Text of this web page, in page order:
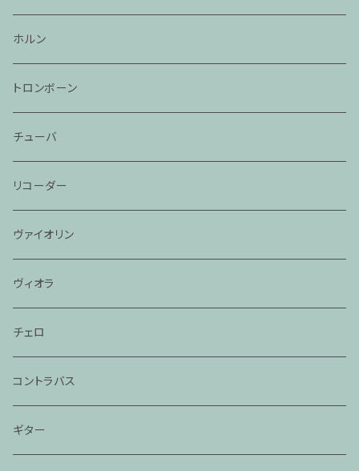
ホルン
トロンボーン
チューバ
リコーダー
ヴァイオリン
ヴィオラ
チェロ
コントラバス
ギター